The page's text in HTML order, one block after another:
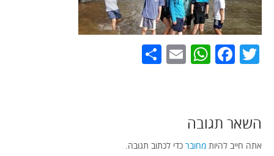
Twitter
Facebook
WhatsApp
Email
השאר תגובה
אתה חייב להיות מחובר כדי לכתוב תגובה.